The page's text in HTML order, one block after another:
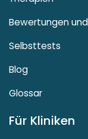
Bewertungen
Selbsttests
Blog
Glossar
Für Kliniken